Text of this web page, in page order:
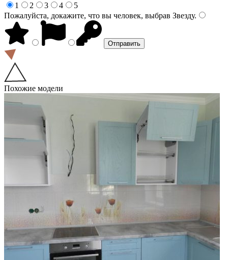
1
2 3 4
5
Пожалуйста, докажите, что вы человек, выбрав Звезду.
Похожие модели